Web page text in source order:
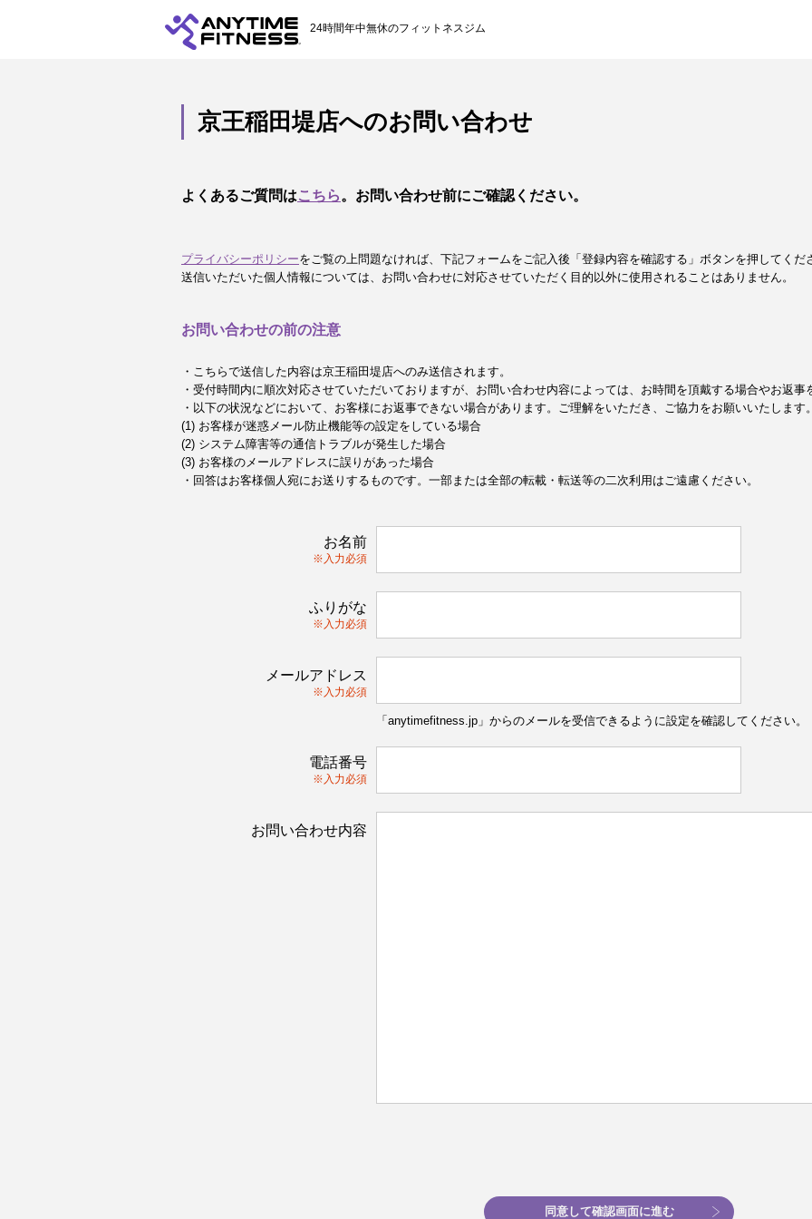
24時間年中無休のフィットネスジム
京王稲田堤店へのお問い合わせ
よくあるご質問はこちら。お問い合わせ前にご確認ください。
プライバシーポリシーをご覧の上問題なければ、下記フォームをご記入後「登録内容を確認する」ボタンを押してくだ
送信いただいた個人情報については、お問い合わせに対応させていただく目的以外に使用されることはありません。
お問い合わせの前の注意
・こちらで送信した内容は京王稲田堤店へのみ送信されます。
・受付時間内に順次対応させていただいておりますが、お問い合わせ内容によっては、お時間を頂戴する場合やお返事
・以下の状況などにおいて、お客様にお返事できない場合があります。ご理解をいただき、ご協力をお願いいたします。
(1) お客様が迷惑メール防止機能等の設定をしている場合
(2) システム障害等の通信トラブルが発生した場合
(3) お客様のメールアドレスに誤りがあった場合
・回答はお客様個人宛にお送りするものです。一部または全部の転載・転送等の二次利用はご遠慮ください。
お名前
※入力必須
ふりがな
※入力必須
メールアドレス
※入力必須
「anytimefitness.jp」からのメールを受信できるように設定を確認してください。
電話番号
※入力必須
お問い合わせ内容